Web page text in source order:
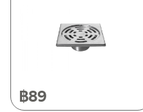
฿89